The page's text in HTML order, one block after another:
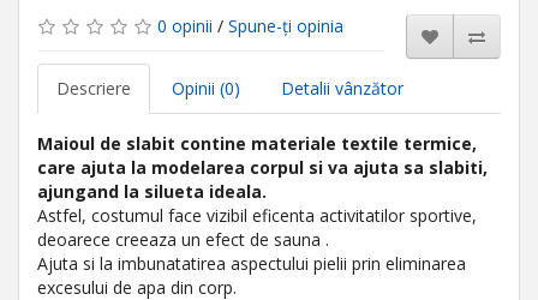
0 opinii / Spune-ţi opinia
Descriere Opinii (0) Detalii vânzător
Maioul de slabit contine materiale textile termice,
care ajuta la modelarea corpul si va ajuta sa slabiti,
ajungand la silueta ideala.
Astfel, costumul face vizibil eficenta activitatilor sportive,
deoarece creeaza un efect de sauna .
Ajuta si la imbunatatirea aspectului pielii prin eliminarea
excesului de apa din corp.